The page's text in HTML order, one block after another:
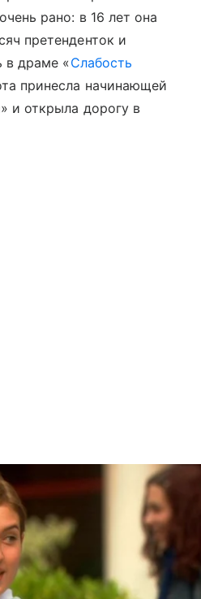
рано: в 16 лет она
претенденток и
в драме «Слабость
принесла начинающей
и открыла дорогу в